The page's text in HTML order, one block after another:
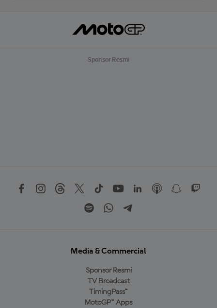
Sponsor Resmi
Media & Commercial
Sponsor Resmi
TV Broadcast
TimingPass™
MotoGP™ Apps